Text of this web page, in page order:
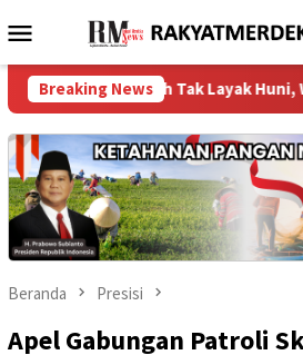
ke
Menu
Mobile
Breaking News
Tak Layak Huni, Warga Kini
Beranda Presisi
Apel Gabungan Patroli